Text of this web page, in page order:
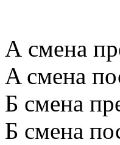
А смена
A смена
Б смена
Б смена